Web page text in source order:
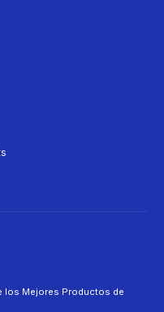
los Mejores Productos de